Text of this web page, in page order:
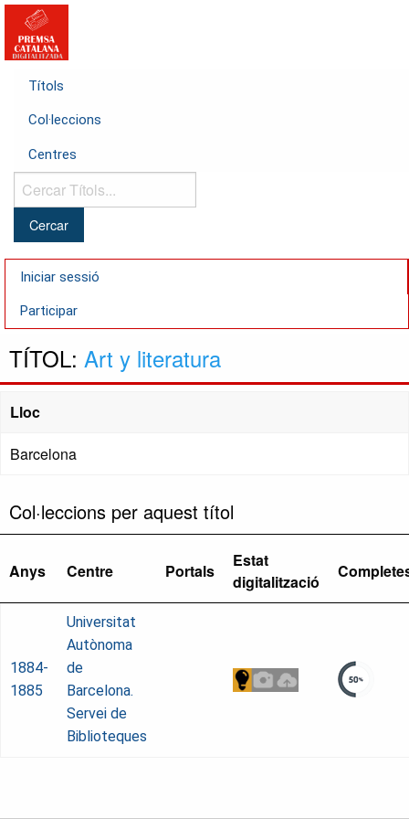
Títols
Col·leccions
Centres
Cercar
Títols...
Iniciar sessió
Participar
TÍTOL: Art y literatura
Lloc
Barcelona
Col·leccions per aquest títol
Anys Centre Portals
Estat
digitalització
1884-
1885
Universitat
Autònoma
de
Barcelona.
Servei de
Biblioteques